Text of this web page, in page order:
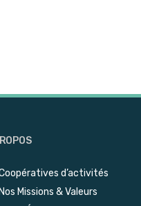
d’activités
Missions & Valeurs